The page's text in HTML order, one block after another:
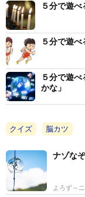
５分で遊
５分で遊
５分で遊
かな」
クイズ 脳カツ
ナゾな
よろず～